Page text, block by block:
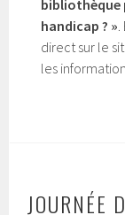
bibliothèque
handicap ? »
direct sur le
les
JOURNÉE